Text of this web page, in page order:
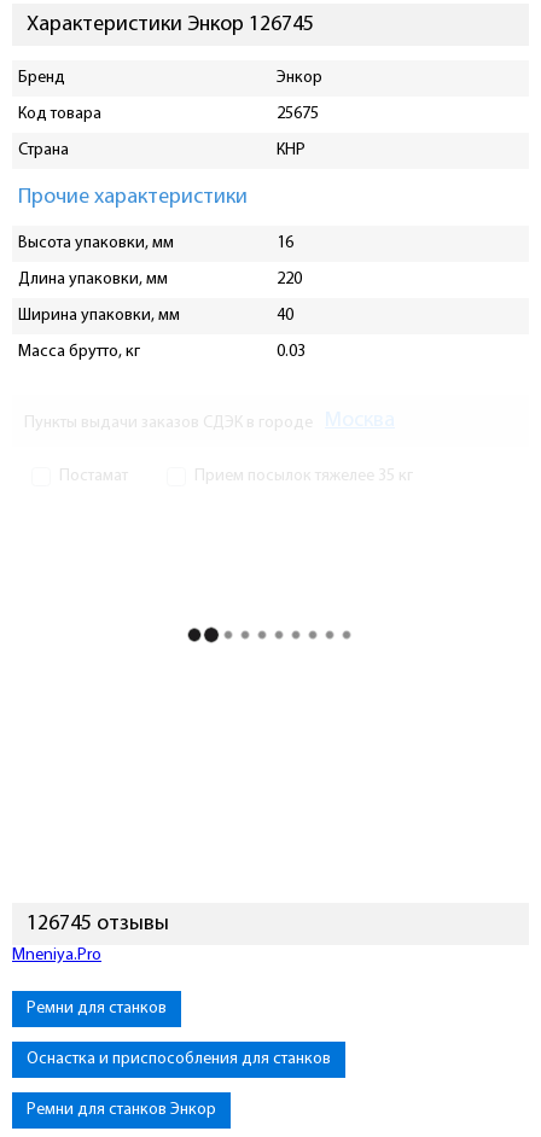
Характеристики Энкор 126745
Бренд
Энкор
Код товара
25675
Страна
КНР
Прочие характеристики
Высота упаковки, мм
16
Длина упаковки, мм
220
Ширина упаковки, мм
40
Масса брутто, кг
0.03
Пункты выдачи заказов СДЭК в городе
Постамат Прием посылок тяжелее 35 кг
126745 отзывы
Mneniya.Pro
Ремни для станков
Оснастка и приспособления для станков
Ремни для станков Энкор